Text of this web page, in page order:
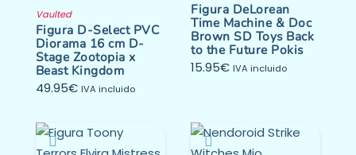
Vaulted
Figura D-Select PVC
Diorama 16 cm D-
Stage Zootopia x
Beast Kingdom
49.95€ IVA incluido
Figura DeLorean
Time Machine & Doc
Brown SD Toys Back
to the Future Pokis
15.95€ IVA incluido